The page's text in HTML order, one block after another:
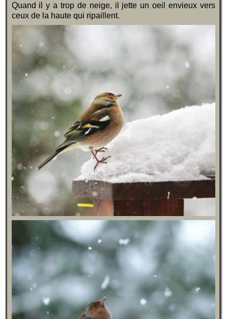
Quand il y a trop de neige, il jette un oeil envieux vers
ceux de la haute qui ripaillent.